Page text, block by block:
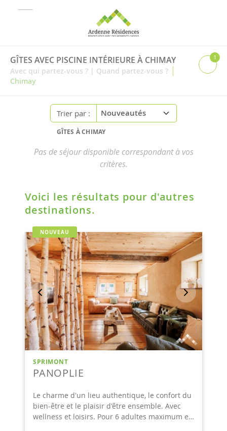
GÎTES AVEC PISCINE INTÉRIEURE À CHIMAY
Avec qui partez-vous ? | Quand partez-vous ? |
Chimay
1
Trier par :
GÎTES À CHIMAY
Pas de séjour disponible correspondant à vos
critères.
Voici les résultats pour d'autres
destinations.